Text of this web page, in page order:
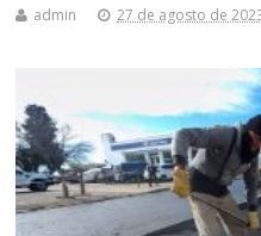
admin 27 de agosto de